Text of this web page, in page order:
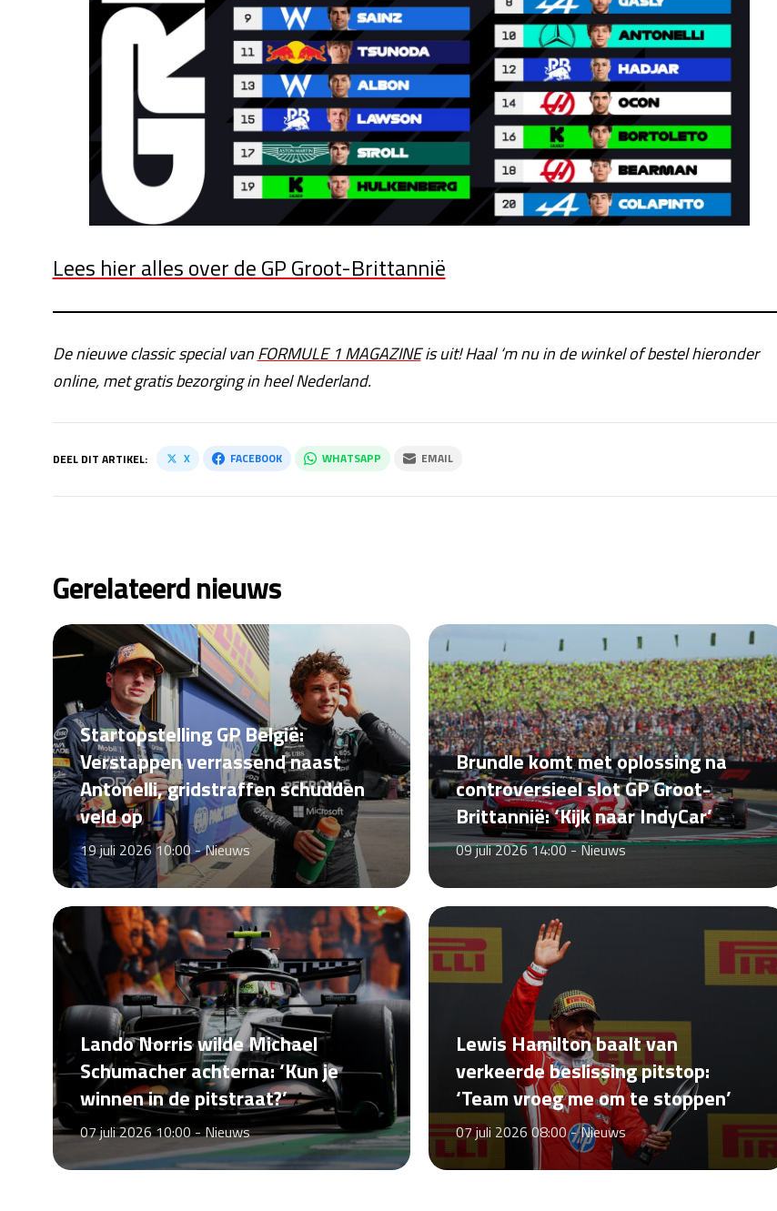
Lees hier alles over de GP Groot-Brittannië
De nieuwe classic special vanFORMULE 1 MAGAZINEis uit! Haal ‘m nu in de winkel of bestel hieronder
online, met gratis bezorging in heel Nederland.
DEEL DIT ARTIKEL: X FACEBOOK WHATSAPP EMAIL
Gerelateerd nieuws
Startopstelling GP België:
Verstappen verrassend naast
Antonelli, gridstraffen schudden
veld op
19 juli 2026 10:00 -Nieuws
Brundle komt met oplossing na
controversieel slot GP Groot-
Brittannië: ‘Kijk naar IndyCar’
09 juli 2026 14:00 -Nieuws
Lando Norris wilde Michael
Schumacher achterna: ‘Kun je
winnen in de pitstraat?’
07 juli 2026 10:00 -Nieuws
Lewis Hamilton baalt van
verkeerde beslissing pitstop:
‘Team vroeg me om te stoppen’
07 juli 2026 08:00 -Nieuws